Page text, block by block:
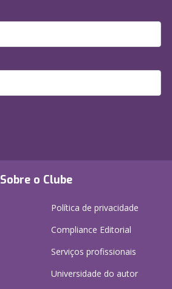
Sobre o Clube
Política de privacidade
Compliance Editorial
Serviços profissionais
Universidade do autor